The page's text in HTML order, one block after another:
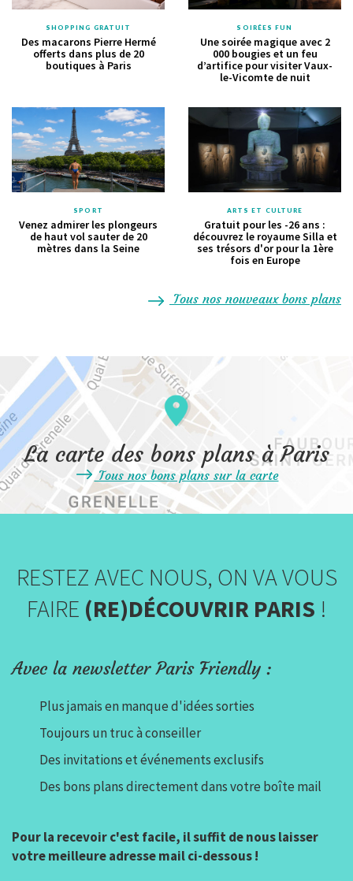
SHOPPING GRATUIT
Des macarons Pierre Hermé
offerts dans plus de 20
boutiques à Paris
SOIRÉES FUN
Une soirée magique avec 2
000 bougies et un feu
d’artifice pour visiter Vaux-
le-Vicomte de nuit
SPORT
Venez admirer les plongeurs
de haut vol sauter de 20
mètres dans la Seine
ARTS ET CULTURE
Gratuit pour les -26 ans :
découvrez le royaume Silla et
ses trésors d'or pour la 1ère
fois en Europe
Tous nos nouveaux bons plans
La carte des bons plans à Paris
Tous nos bons plans sur la carte
RESTEZ AVEC NOUS, ON VA VOUS
FAIRE (RE)DÉCOUVRIR PARIS !
Avec la newsletter Paris Friendly :
Plus jamais en manque d'idées sorties
Toujours un truc à conseiller
Des invitations et événements exclusifs
Des bons plans directement dans votre boîte mail
Pour la recevoir c'est facile, il suffit de nous laisser
votre meilleure adresse mail ci-dessous !